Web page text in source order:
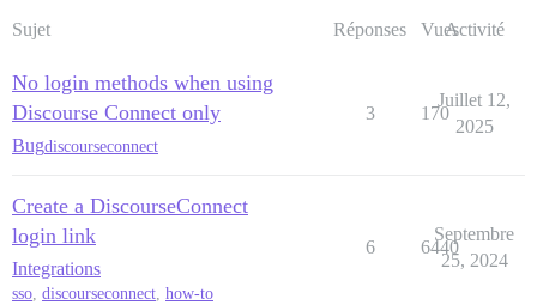
Sujet Réponses VuesActivité
No login methods when using
Discourse Connect only
Bugdiscourseconnect
3 170
Juillet 12,
2025
Create a DiscourseConnect
login link
Integrations
sso, discourseconnect, how-to
6 6440
Septembre
25, 2024